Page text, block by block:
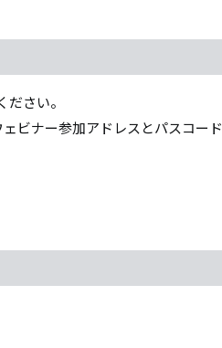
さい。
ビナー参加アドレスとパスコード